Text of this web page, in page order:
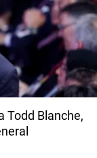
Todd Blanche,